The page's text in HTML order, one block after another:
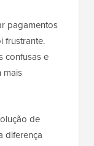
pagamentos
frustrante.
confusas e
mais
de
diferença